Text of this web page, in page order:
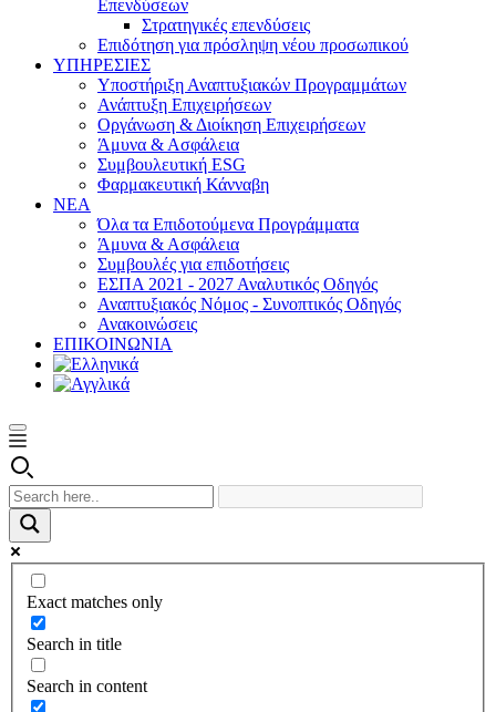
Επενδύσεων
Στρατηγικές επενδύσεις
Επιδότηση για πρόσληψη νέου προσωπικού
ΥΠΗΡΕΣΙΕΣ
Υποστήριξη Αναπτυξιακών Προγραμμάτων
Ανάπτυξη Επιχειρήσεων
Οργάνωση & Διοίκηση Επιχειρήσεων
Άμυνα & Ασφάλεια
Συμβουλευτική ESG
Φαρμακευτική Κάνναβη
ΝΕΑ
Όλα τα Επιδοτούμενα Προγράμματα
Άμυνα & Ασφάλεια
Συμβουλές για επιδοτήσεις
ΕΣΠΑ 2021 - 2027 Αναλυτικός Οδηγός
Αναπτυξιακός Νόμος - Συνοπτικός Οδηγός
Ανακοινώσεις
ΕΠΙΚΟΙΝΩΝΙΑ
Exact matches only
Search in title
Search in content